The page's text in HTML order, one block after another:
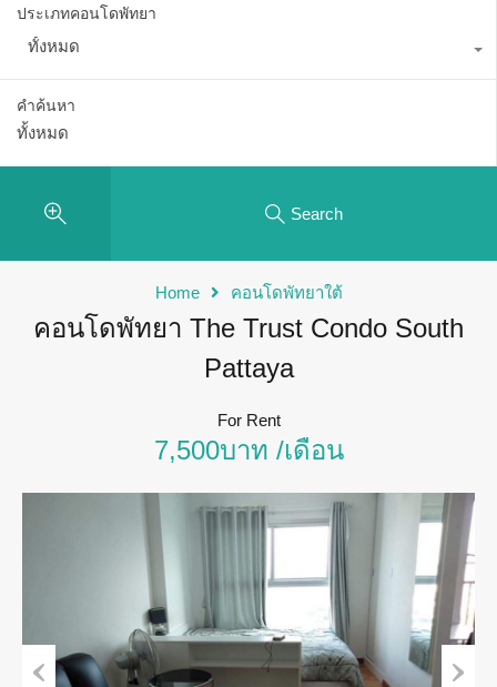
ประเภทคอนโดพัทยา
ทั้งหมด
คำค้นหา
Search
Home คอนโดพัทยาใต้
คอนโดพัทยา The Trust Condo South
Pattaya
For Rent
7,500บาท /เดือน